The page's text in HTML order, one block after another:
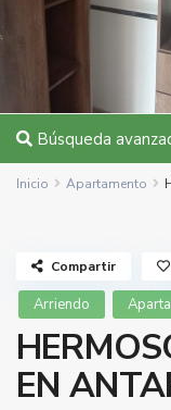
Búsqueda
Inicio Apartamento
Arriendo
EN
Compartir